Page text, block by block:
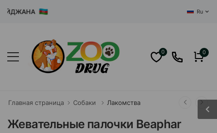
Ru
0 0
Главная страница Собаки Лакомства
Жевательные палочки Beaphar